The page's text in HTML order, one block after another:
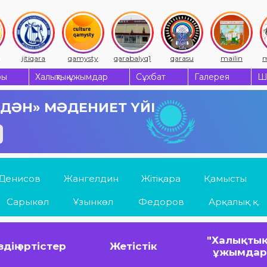
jitiqara qamysty qarabalyq1 qarasu mailin
Халықтық ұжымдар Сұхбат Галерея
МӘДЕНИЕТ ҮЙІ
Жангелдин Жітіқара Қамысты
Сарыкөл Ұзынкөл Федоров Арқалық қ.
әртістер Жетістік
ұжымдар